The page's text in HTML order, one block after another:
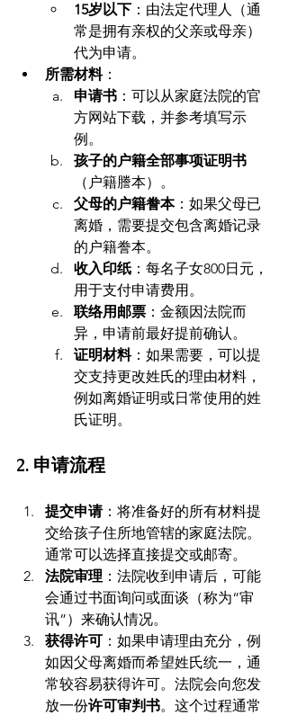
15岁以下 ：由法定代理人（通
常是拥有亲权的父亲或母亲）
代为申请。
所需材料：
申请书 ：可以从家庭法院的官
方网站下载，并参考填写示
例。
孩子的户籍全部事项证明书
（户籍謄本）。
父母的户籍誊本：如果父母已
离婚，需要提交包含离婚记录
的户籍誊本。
收入印纸 ：每名子女800日元，
用于支付申请费用。
联络用邮票 ：金额因法院而
异，申请前最好提前确认。
证明材料：如果需要，可以提
交支持更改姓氏的理由材料，
例如离婚证明或日常使用的姓
氏证明。
2. 申请流程
提交申请：将准备好的所有材料提
交给孩子住所地管辖的家庭法院。
通常可以选择直接提交或邮寄。
法院审理 ：法院收到申请后，可能
会通过书面询问或面谈（称为“审
讯”）来确认情况。
获得许可 ：如果申请理由充分，例
如因父母离婚而希望姓氏统一，通
常较容易获得许可。法院会向您发
放一份许可审判书。这个过程通常